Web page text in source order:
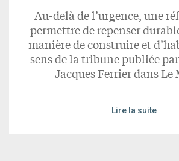
Au-delà de l’urgence, une
permettre de repenser
manière de construire et
sens de la tribune publiée
Jacques Ferrier dans Le
Lire la suite